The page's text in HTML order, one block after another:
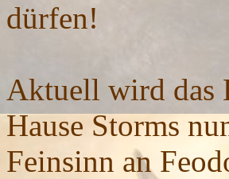
dürfen!
Aktuell wird das
Hause Storms
Feinsinn an